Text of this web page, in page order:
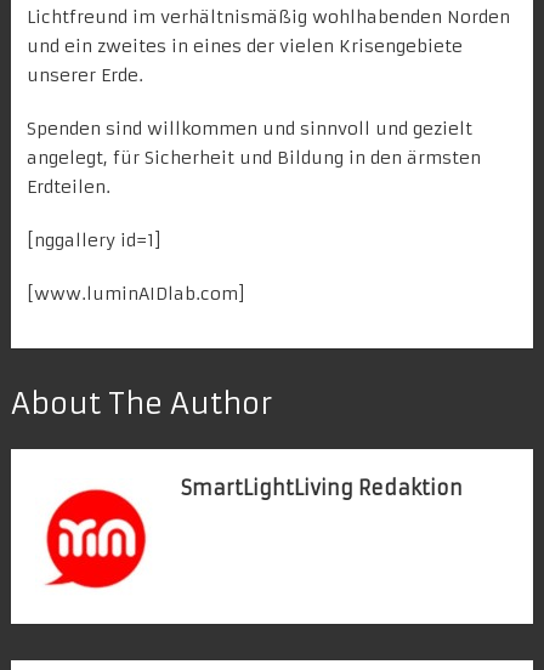
Lichtfreund im verhältnismäßig wohlhabenden Norden
und ein zweites in eines der vielen Krisengebiete
unserer Erde.
Spenden sind willkommen und sinnvoll und gezielt
angelegt, für Sicherheit und Bildung in den ärmsten
Erdteilen.
[nggallery id=1]
www.luminAIDlab.com
About The Author
SmartLightLiving Redaktion